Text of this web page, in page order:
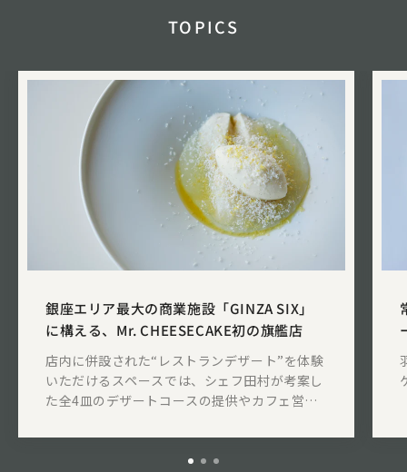
TOPICS
銀座エリア最大の商業施設「GINZA SIX」
に構える、Mr. CHEESECAKE初の旗艦店
店内に併設された“レストランデザート”を体験
いただけるスペースでは、シェフ田村が考案し
た全4皿のデザートコースの提供やカフェ営業